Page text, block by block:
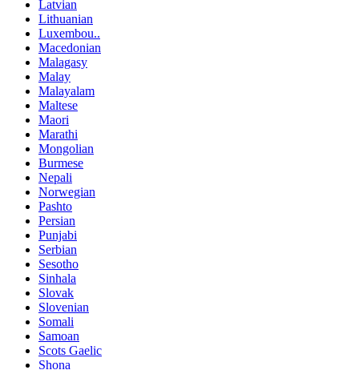
Latvian
Lithuanian
Luxembou..
Macedonian
Malagasy
Malay
Malayalam
Maltese
Maori
Marathi
Mongolian
Burmese
Nepali
Norwegian
Pashto
Persian
Punjabi
Serbian
Sesotho
Sinhala
Slovak
Slovenian
Somali
Samoan
Scots Gaelic
Shona